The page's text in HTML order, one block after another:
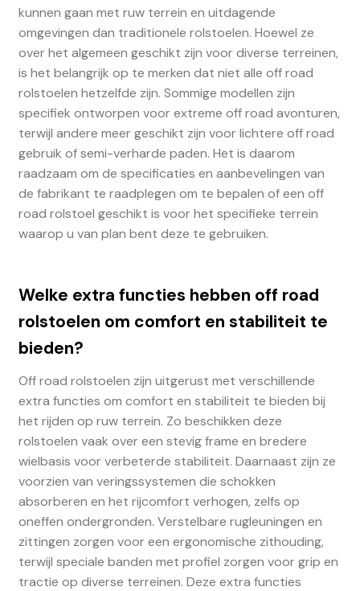
kunnen gaan met ruw terrein en uitdagende
omgevingen dan traditionele rolstoelen. Hoewel ze
over het algemeen geschikt zijn voor diverse terreinen,
is het belangrijk op te merken dat niet alle off road
rolstoelen hetzelfde zijn. Sommige modellen zijn
specifiek ontworpen voor extreme off road avonturen,
terwijl andere meer geschikt zijn voor lichtere off road
gebruik of semi-verharde paden. Het is daarom
raadzaam om de specificaties en aanbevelingen van
de fabrikant te raadplegen om te bepalen of een off
road rolstoel geschikt is voor het specifieke terrein
waarop u van plan bent deze te gebruiken.
Welke extra functies hebben off road
rolstoelen om comfort en stabiliteit te
bieden?
Off road rolstoelen zijn uitgerust met verschillende
extra functies om comfort en stabiliteit te bieden bij
het rijden op ruw terrein. Zo beschikken deze
rolstoelen vaak over een stevig frame en bredere
wielbasis voor verbeterde stabiliteit. Daarnaast zijn ze
voorzien van veringssystemen die schokken
absorberen en het rijcomfort verhogen, zelfs op
oneffen ondergronden. Verstelbare rugleuningen en
zittingen zorgen voor een ergonomische zithouding,
terwijl speciale banden met profiel zorgen voor grip en
tractie op diverse terreinen. Deze extra functies